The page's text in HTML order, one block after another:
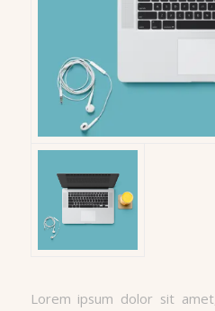
Lorem ipsum dolor sit